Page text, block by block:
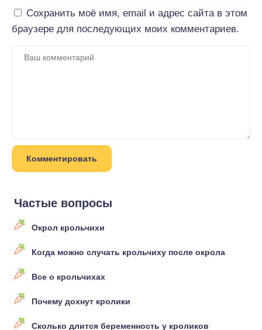
Сохранить моё имя, email и адрес сайта в этом
браузере для последующих моих комментариев.
Частые вопросы
Окрол крольчихи
Когда можно случать крольчиху после окрола
Все о крольчихах
Почему дохнут кролики
Сколько длится беременность у кроликов